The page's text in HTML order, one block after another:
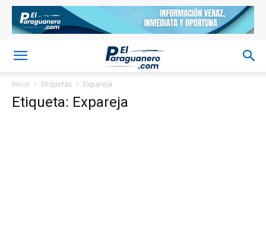
Inicio Etiquetas Expareja
Etiqueta: Expareja